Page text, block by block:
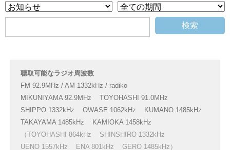
聴取可能なラジオ周波数
FM 92.9MHz / AM 1332kHz / radiko
MIKUNIYAMA 92.9MHz
TOYOHASHI 91.0MHz
SHIPPO 1332kHz
OWASE 1062kHz
KUMANO 1485kHz
TAKAYAMA 1485kHz
KAMIOKA 1458kHz
（TOYOHASHI 864kHz
SHINSHIRO 1332kHz
UENO 1557kHz
ENA 801kHz GERO 1485kHz）